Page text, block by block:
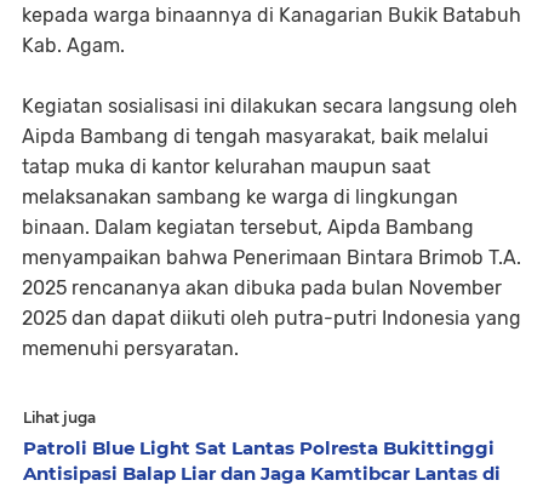
kepada warga binaannya di Kanagarian Bukik Batabuh
Kab. Agam.
Kegiatan sosialisasi ini dilakukan secara langsung oleh
Aipda Bambang di tengah masyarakat, baik melalui
tatap muka di kantor kelurahan maupun saat
melaksanakan sambang ke warga di lingkungan
binaan. Dalam kegiatan tersebut, Aipda Bambang
menyampaikan bahwa Penerimaan Bintara Brimob T.A.
2025 rencananya akan dibuka pada bulan November
2025 dan dapat diikuti oleh putra-putri Indonesia yang
memenuhi persyaratan.
Lihat juga
Patroli Blue Light Sat Lantas Polresta Bukittinggi
Antisipasi Balap Liar dan Jaga Kamtibcar Lantas di